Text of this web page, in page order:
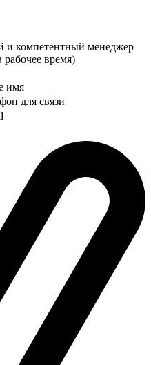
и компетентный менеджер
рабочее время)
имя
для связи